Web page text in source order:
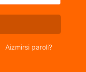
Aizmirsi paroli?